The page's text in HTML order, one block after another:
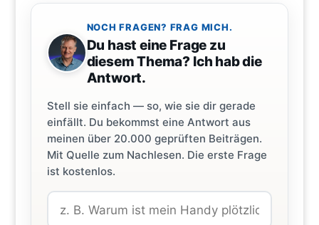
NOCH FRAGEN? FRAG MICH.
Du hast eine Frage zu
diesem Thema? Ich hab die
Antwort.
Stell sie einfach — so, wie sie dir gerade
einfällt. Du bekommst eine Antwort aus
meinen über 20.000 geprüften Beiträgen.
Mit Quelle zum Nachlesen. Die erste Frage
ist kostenlos.